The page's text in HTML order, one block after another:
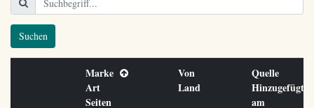
Suchen
Marke
Art
Seiten
Von
Land
Quelle
Hinzugefügt
am